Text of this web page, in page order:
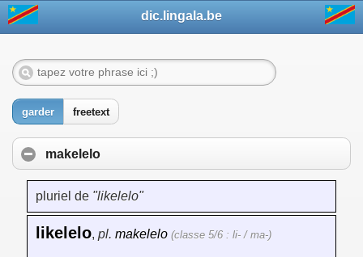
dic.lingala.be
garder freetext
makelelo
pluriel de "likelelo"
likelelo, pl. makelelo (classe 5/6 : li- / ma-)